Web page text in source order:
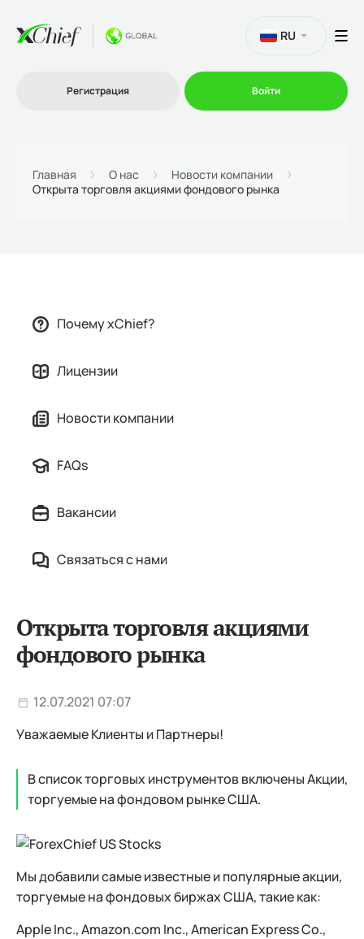
Партнеру
RU
Регистрация Войти
Главная О нас
Новости компании
Открыта торговля акциями фондового рынка
Почему xChief?
Лицензии
Новости компании
FAQs
Вакансии
Связаться с нами
Открыта торговля акциями
фондового рынка
12.07.2021 07:07
Уважаемые Клиенты и Партнеры!
В список торговых инструментов включены Акции,
торгуемые на фондовом рынке США.
Мы добавили самые известные и популярные акции,
торгуемые на фондовых биржах США, такие как:
Apple Inc., Amazon.com Inc., American Express Co.,